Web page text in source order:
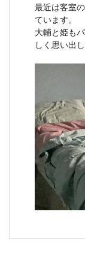
最近は客室
ています。
大輔と姫も
しく思い出